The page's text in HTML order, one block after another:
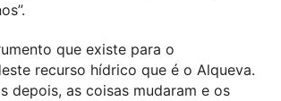
que existe para o
recurso hídrico que é o Alqueva.
depois, as coisas mudaram e os